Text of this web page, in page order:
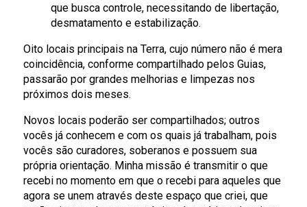
que busca controle, necessitando de libertação,
desmatamento e estabilização.
Oito locais principais na Terra, cujo número não é mera
coincidência, conforme compartilhado pelos Guias,
passarão por grandes melhorias e limpezas nos
próximos dois meses.
Novos locais poderão ser compartilhados; outros
vocês já conhecem e com os quais já trabalham, pois
vocês são curadores, soberanos e possuem sua
própria orientação. Minha missão é transmitir o que
recebi no momento em que o recebi para aqueles que
agora se unem através deste espaço que criei, que